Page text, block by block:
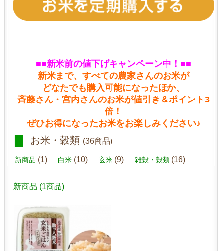
■■新米前の値下げキャンペーン中！■■
新米まで、すべての農家さんのお米が
どなたでも購入可能になったほか、
斉藤さん・宮内さんのお米が値引き＆ポイント3
倍！
ぜひお得になったお米をお楽しみください♪
お米・穀類 (36商品)
新商品 (1) 白米 (10) 玄米 (9) 雑穀・穀類 (16)
新商品 (1商品)